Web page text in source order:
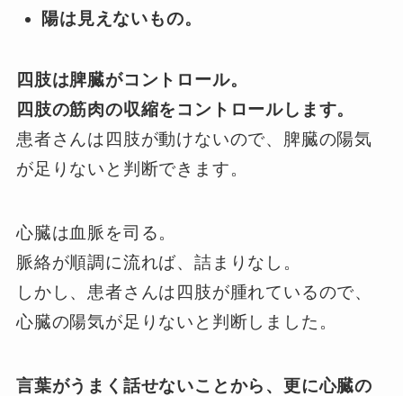
陽は見えないもの。
四肢は脾臓がコントロール。
四肢の筋肉の収縮をコントロールします。
患者さんは四肢が動けないので、脾臓の陽気
が足りないと判断できます。
心臓は血脈を司る。
脈絡が順調に流れば、詰まりなし。
しかし、患者さんは四肢が腫れているので、
心臓の陽気が足りないと判断しました。
言葉がうまく話せないことから、更に心臓の